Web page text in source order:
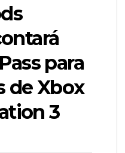
para
de Xbox
3